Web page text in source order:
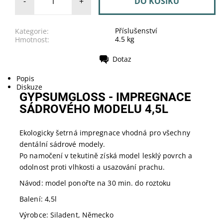
Kategorie:
Příslušenství
Hmotnost:
4.5 kg
Dotaz
Popis
Diskuze
GYPSUMGLOSS - IMPREGNACE
SÁDROVÉHO MODELU 4,5L
Ekologicky šetrná impregnace vhodná pro všechny
dentální sádrové modely.
Po namočení v tekutině získá model lesklý povrch a
odolnost proti vlhkosti a usazování prachu.
Návod: model ponořte na 30 min. do roztoku
Balení: 4,5l
Výrobce: Siladent, Německo